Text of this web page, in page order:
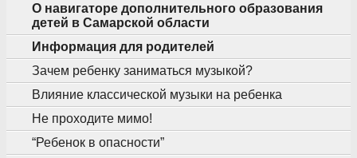
О навигаторе дополнительного образования
детей в Самарской области
Информация для родителей
Зачем ребенку заниматься музыкой?
Влияние классической музыки на ребенка
Не проходите мимо!
“Ребенок в опасности”